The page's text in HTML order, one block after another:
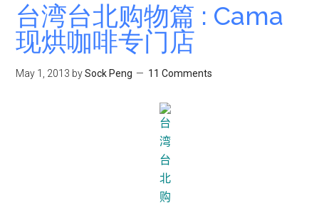
台湾台北购物篇 : Cama
现烘咖啡专门店
May 1, 2013 bySock Peng 11 Comments